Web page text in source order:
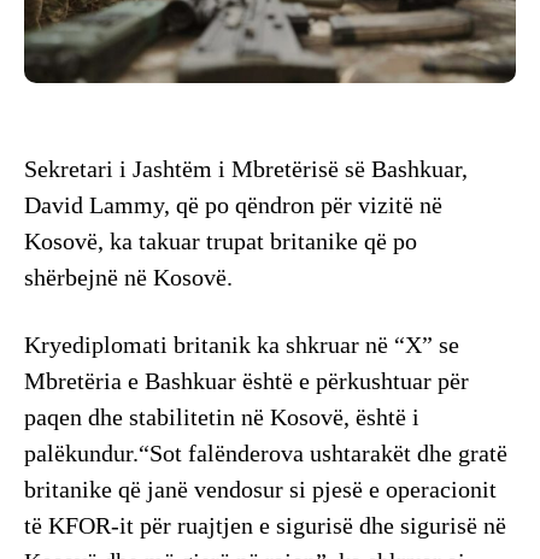
Sekretari i Jashtëm i Mbretërisë së Bashkuar,
David Lammy, që po qëndron për vizitë në
Kosovë, ka takuar trupat britanike që po
shërbejnë në Kosovë.
Kryediplomati britanik ka shkruar në “X” se
Mbretëria e Bashkuar është e përkushtuar për
paqen dhe stabilitetin në Kosovë, është i
palëkundur.“Sot falënderova ushtarakët dhe gratë
britanike që janë vendosur si pjesë e operacionit
të KFOR-it për ruajtjen e sigurisë dhe sigurisë në